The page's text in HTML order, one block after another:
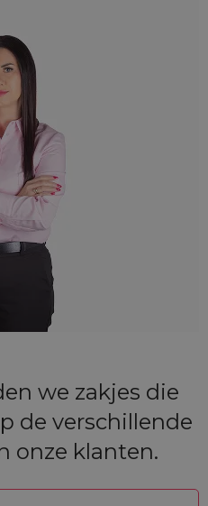
we zakjes die
de verschillende
onze klanten.